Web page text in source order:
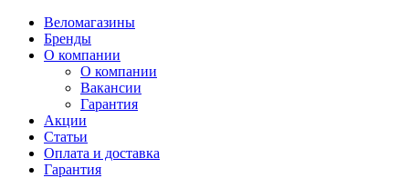
Веломагазины
Бренды
О компании
О компании
Вакансии
Гарантия
Акции
Статьи
Оплата и доставка
Гарантия